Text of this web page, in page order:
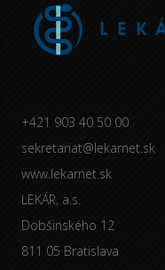
+421 903 40 50 00
sekretariat@lekarnet.sk
www.lekarnet.sk
LEKÁR, a.s.
Dobšinského 12
811 05 Bratislava